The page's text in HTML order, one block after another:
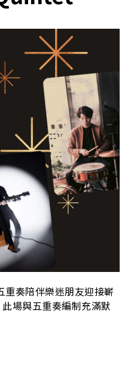
奏陪伴樂迷朋友迎接嶄
場與五重奏編制充滿默